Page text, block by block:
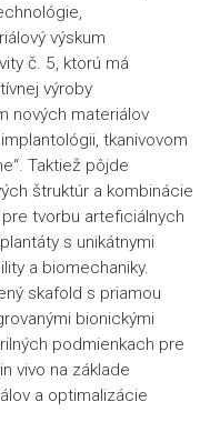
výskum
č. 5, ktorú má
výroby
nových materiálov
tkanivovom
Taktiež pôjde
štruktúr a kombinácie
tvorbu arteficiálnych
s unikátnymi
a biomechaniky.
skafold s priamou
bionickými
podmienkach pre
vivo na základe
a optimalizácie